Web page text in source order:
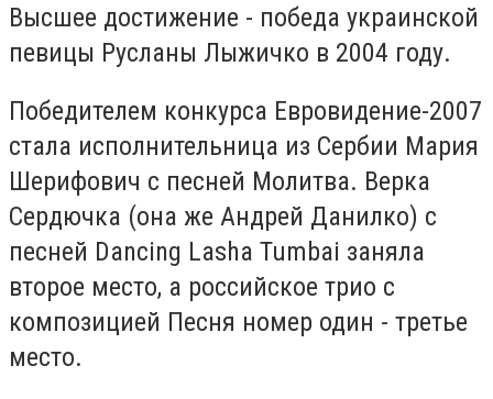
Высшее достижение - победа украинской
певицы Русланы Лыжичко в 2004 году.
Победителем конкурса Евровидение-2007
стала исполнительница из Сербии Мария
Шерифович с песней Молитва. Верка
Сердючка (она же Андрей Данилко) с
песней Dancing Lasha Tumbai заняла
второе место, а российское трио с
композицией Песня номер один - третье
место.